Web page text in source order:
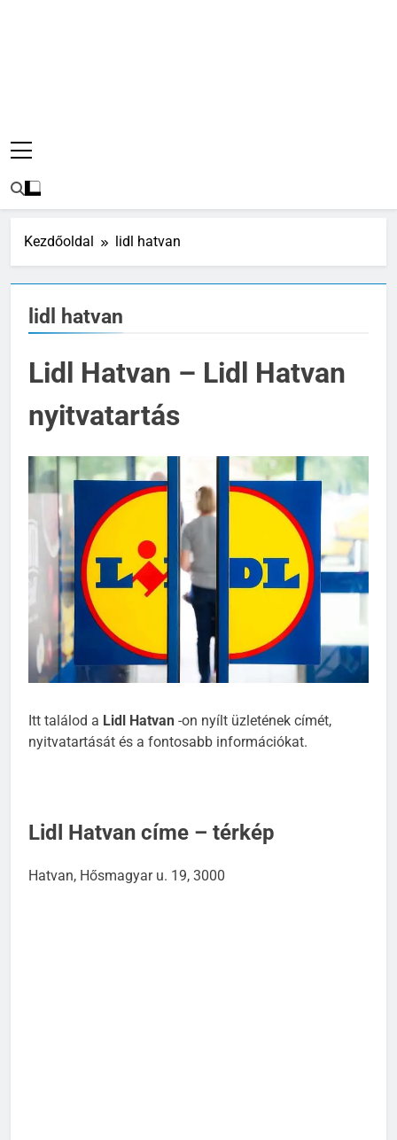
Kezdőoldal lidl hatvan
lidl hatvan
Lidl Hatvan – Lidl Hatvan
nyitvatartás
Itt találod a Lidl Hatvan -on nyílt üzletének címét,
nyitvatartását és a fontosabb információkat.
Lidl Hatvan címe – térkép
Hatvan, Hősmagyar u. 19, 3000